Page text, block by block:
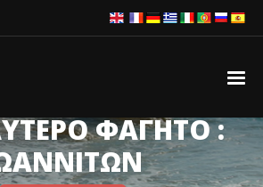
ΦΑΓΗΤΟ :